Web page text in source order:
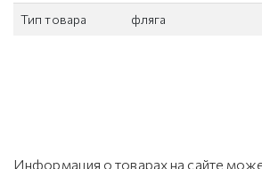
Тип товара фляга
Информация о товарах на сайте